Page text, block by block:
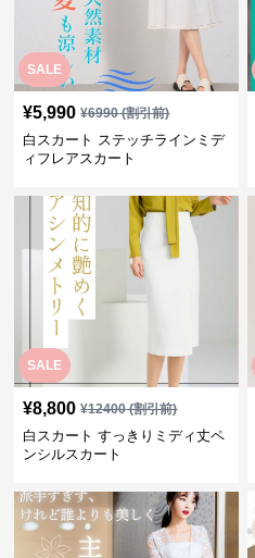
SALE
¥5,990 ¥6990(割引前)
白スカート ステッチラインミデ
ィフレアスカート
SALE
¥8,800 ¥12400(割引前)
白スカート すっきりミディ丈ペ
ンシルスカート